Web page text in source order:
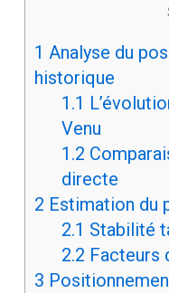
1 Analyse du
historique
1.1
Venu
1.2
directe
2 Estimation du
2.1 Stabilité
2.2 Facteurs
3